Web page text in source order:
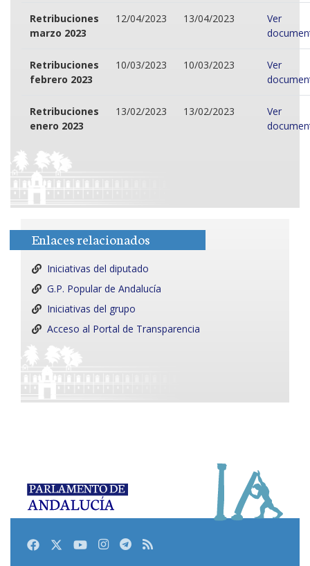
Retribuciones
marzo 2023
12/04/2023 13/04/2023
Ver
Retribuciones
febrero 2023
10/03/2023 10/03/2023
Ver
Retribuciones
enero 2023
13/02/2023 13/02/2023
Ver
Enlaces relacionados
Iniciativas del diputado
G.P. Popular de Andalucía
Iniciativas del grupo
Acceso al Portal de Transparencia
FacebookTwitterYoutubeInstagram
Telegram
RSS